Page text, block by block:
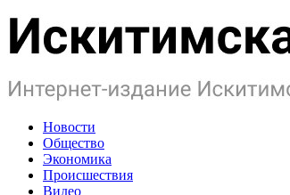
Новости
Общество
Экономика
Происшествия
Видео